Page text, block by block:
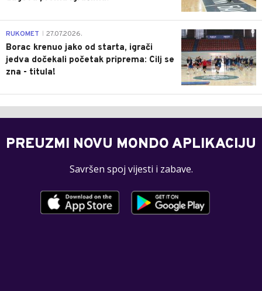
0
RUKOMET 27.07.2026.
Borac krenuo jako od starta, igrači
jedva dočekali početak priprema: Cilj se
zna - titula!
PREUZMI NOVU MONDO APLIKACIJU
Savršen spoj vijesti i zabave.